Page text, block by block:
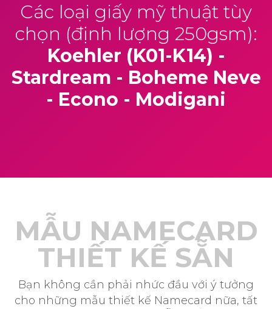
Các loại giấy mỹ thuật tùy
chọn (định lượng 250gsm):
Koehler (K01-K14) -
Stardream - Boheme Neve
- Econo - Modigani
MẪU NAMECARD
THIẾT KẾ SẴN
Bạn không cần phải nhức đầu với ý tưởng
cho những mẫu thiết kế Namecard nữa, tất